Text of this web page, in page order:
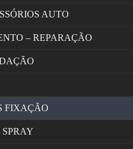
AUTO
– REPARAÇÃO
FIXAÇÃO